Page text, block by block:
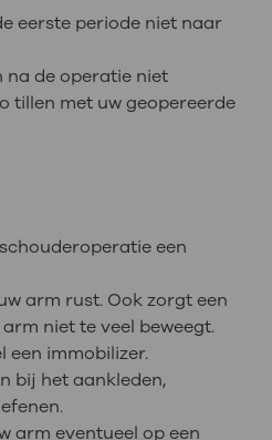
eerste periode niet naar
na de operatie niet
tillen met uw geopereerde
een
arm rust. Ook zorgt een
niet te veel beweegt.
een immobilizer.
bij het aankleden,
arm eventueel op een